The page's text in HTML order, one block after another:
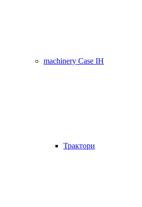
machinery Case IH
Трактори